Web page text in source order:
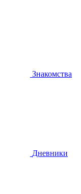
Знакомства
Дневники